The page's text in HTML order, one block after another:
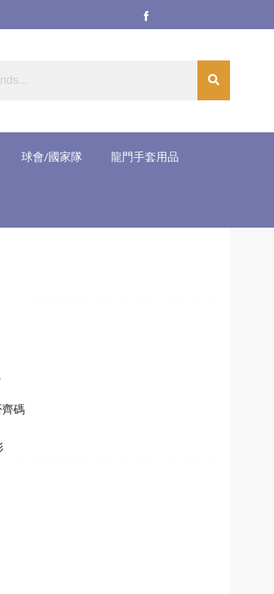
球會/國家隊 龍門手套用品
碼